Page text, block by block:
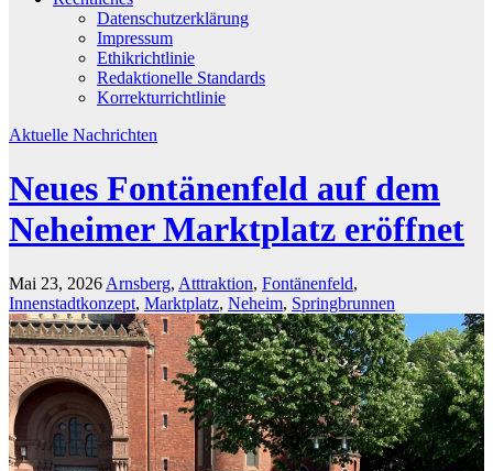
Datenschutzerklärung
Impressum
Ethikrichtlinie
Redaktionelle Standards
Korrekturrichtlinie
Aktuelle Nachrichten
Neues Fontänenfeld auf dem
Neheimer Marktplatz eröffnet
Mai 23, 2026 Arnsberg, Atttraktion, Fontänenfeld,
Innenstadtkonzept, Marktplatz, Neheim, Springbrunnen